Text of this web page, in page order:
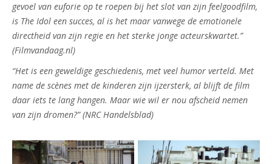
gevoel van euforie op te roepen bij het slot van zijn feelgoodfilm,
is The Idol een succes, al is het maar vanwege de emotionele
directheid van zijn regie en het sterke jonge acteurskwartet.”
(Filmvandaag.nl)
“Het is een geweldige geschiedenis, met veel humor verteld. Met
name de scènes met de kinderen zijn ijzersterk, al blijft de film
daar iets te lang hangen. Maar wie wil er nou afscheid nemen
van zijn dromen?” (NRC Handelsblad)